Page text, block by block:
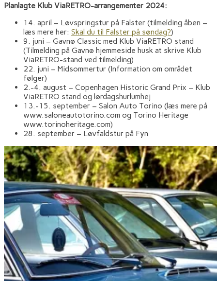
Planlagte Klub ViaRETRO-arrangementer 2024:
14. april – Løvspringstur på Falster (tilmelding åben –
læs mere her: Skal du til Falster på søndag?)
9. juni – Gavnø Classic med Klub ViaRETRO stand
(Tilmelding på Gavnø hjemmeside husk at skrive Klub
ViaRETRO-stand ved tilmelding)
22. juni – Midsommertur (Information om området
følger)
2.-4. august – Copenhagen Historic Grand Prix – Klub
ViaRETRO stand og lørdagshurlumhej
13.-15. september – Salon Auto Torino (læs mere på
www.saloneautotorino.com og Torino Heritage
www.torinoheritage.com)
28. september – Løvfaldstur på Fyn